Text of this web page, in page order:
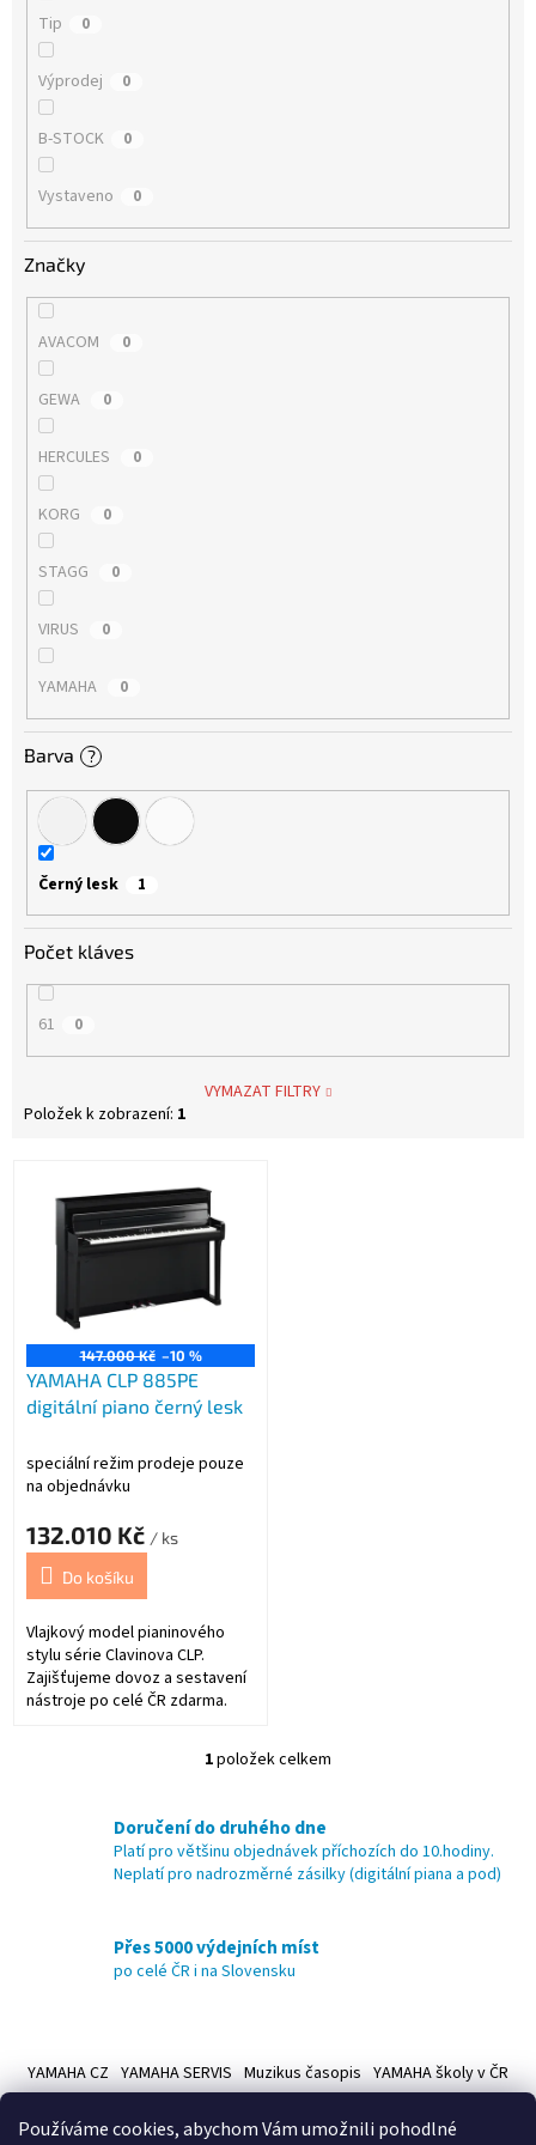
Používáme cookies, abychom Vám umožnili pohodlné
Tip 0
Výprodej 0
B-STOCK 0
Vystaveno 0
Značky
AVACOM 0
GEWA 0
HERCULES 0
KORG 0
STAGG 0
VIRUS 0
YAMAHA 0
Barva ?
Černý lesk 1
Počet kláves
61 0
VYMAZAT FILTRY
Položek k zobrazení: 1
147.000 Kč –10 %
YAMAHA CLP 885PE
digitální piano černý lesk
speciální režim prodeje pouze
na objednávku
132.010 Kč / ks
Do košíku
Vlajkový model pianinového
stylu série Clavinova CLP.
Zajišťujeme dovoz a sestavení
nástroje po celé ČR zdarma.
O
l
á
d
a
p
r
v
ý
i
1položek celkem
Doručení do druhého dne
Platí pro většinu objednávek příchozích do 10.hodiny.
Neplatí pro nadrozměrné zásilky (digitální piana a pod)
Přes 5000 výdejních míst
po celé ČR i na Slovensku
p
YAMAHA CZ YAMAHA SERVIS Muzikus časopis YAMAHA školy v ČR